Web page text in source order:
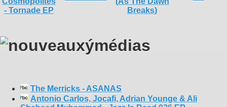
The Merricks - ASANAS
Antonio Carlos, Jocafi, Adrian Younge & Ali